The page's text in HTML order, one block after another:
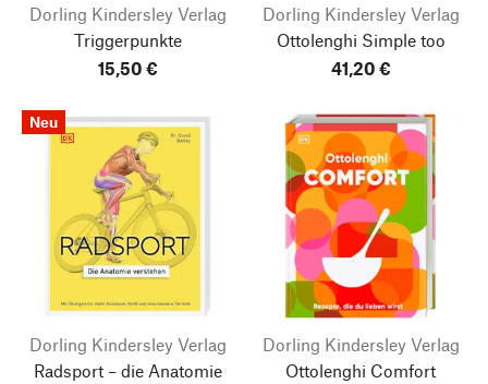
Dorling Kindersley Verlag
Triggerpunkte
15,50 €
Dorling Kindersley Verlag
Ottolenghi Simple too
41,20 €
Neu
Dorling Kindersley Verlag
Radsport – die Anatomie
Dorling Kindersley Verlag
Ottolenghi Comfort